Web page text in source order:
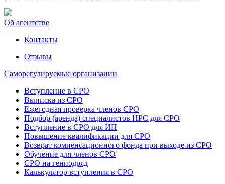
Об агентстве
Контакты
Отзывы
Саморегулируемые организации
Вступление в СРО
Выписка из СРО
Ежегодная проверка членов СРО
Подбор (аренда) специалистов НРС для СРО
Вступление в СРО для ИП
Повышение квалификации для СРО
Возврат компенсационного фонда при выходе из СРО
Обучение для членов СРО
СРО на генподряд
Калькулятор вступления в СРО